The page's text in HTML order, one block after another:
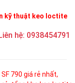
kỹ thuật keo loctite
Liên hệ: 0938454791